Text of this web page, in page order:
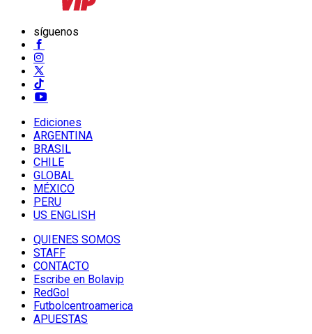
síguenos
Ediciones
ARGENTINA
BRASIL
CHILE
GLOBAL
MÉXICO
PERU
US ENGLISH
QUIENES SOMOS
STAFF
CONTACTO
Escribe en Bolavip
RedGol
Futbolcentroamerica
APUESTAS